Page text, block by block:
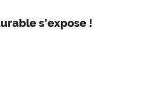
s’expose !